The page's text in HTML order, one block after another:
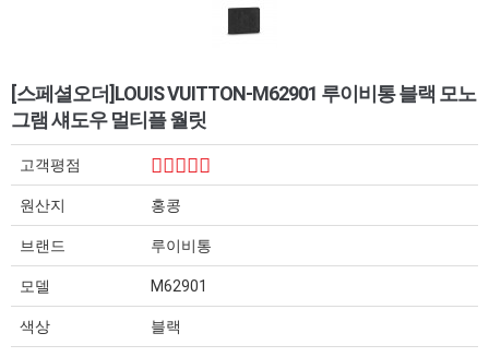
[스페셜오더]LOUIS VUITTON-M62901 루이비통 블랙 모노
그램 섀도우 멀티플 월릿
고객평점
원산지 홍콩
브랜드 루이비통
모델 M62901
색상 블랙